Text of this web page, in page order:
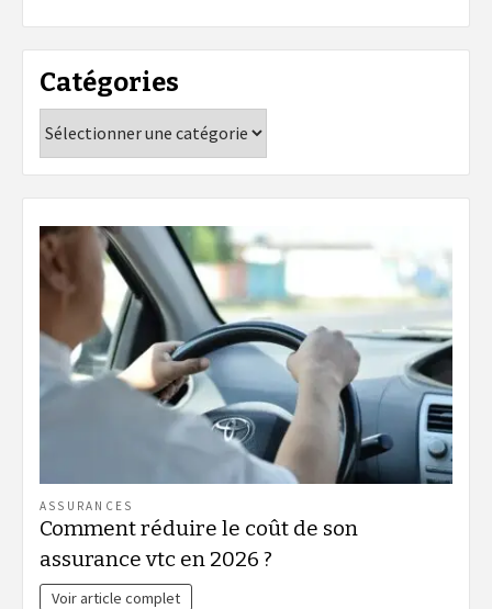
Catégories
ASSURANCES
Comment réduire le coût de son
assurance vtc en 2026 ?
Voir article complet